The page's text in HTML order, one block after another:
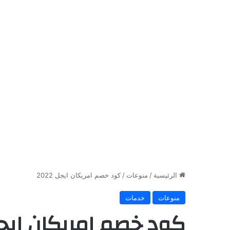
الرئيسية / منوعات / كود خصم امريكان ايجل 2022
منوعات خدمات